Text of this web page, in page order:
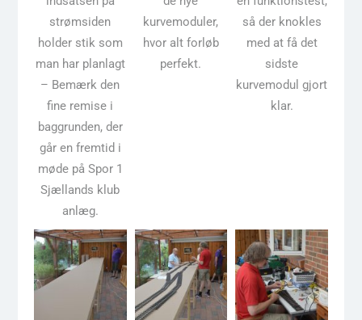
strømsiden
holder stik som
man har planlagt
– Bemærk den
fine remise i
baggrunden, der
går en fremtid i
møde på Spor 1
Sjællands klub
anlæg.
kurvemoduler,
hvor alt forløb
perfekt.
så der knokles
med at få det
sidste
kurvemodul gjort
klar.